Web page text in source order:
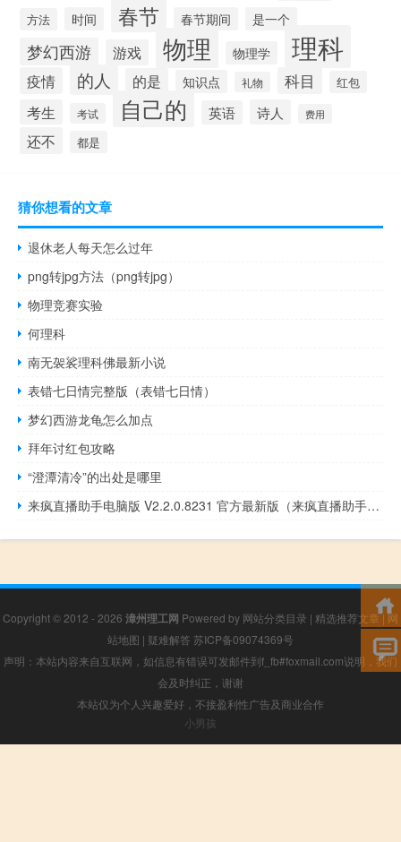
方法
时间 春节 春节期间 是一个
梦幻西游 游戏 物理 物理学 理科
疫情 的人 的是 知识点 礼物 科目 红包
考生 考试 自己的 英语 诗人 费用
还不 都是
猜你想看的文章
退休老人每天怎么过年
png转jpg方法（png转jpg）
物理竞赛实验
何理科
南无袈裟理科佛最新小说
表错七日情完整版（表错七日情）
梦幻西游龙龟怎么加点
拜年讨红包攻略
“澄潭清冷”的出处是哪里
来疯直播助手电脑版 V2.2.0.8231 官方最新版（来疯直播助手电脑版 V2.2.0.8231 官方最新版功能简介）
Copyright © 2012 - 2026 漳州理工网 Powered by 网站分类目录 | 精选推荐文章|网
站地图 | 疑难解答 苏ICP备09074369号
声明：本站内容来自互联网，如信息有错误可发邮件到f_fb#foxmail.com说明，我们
会及时纠正，谢谢
本站仅为个人兴趣爱好，不接盈利性广告及商业合作
小男孩